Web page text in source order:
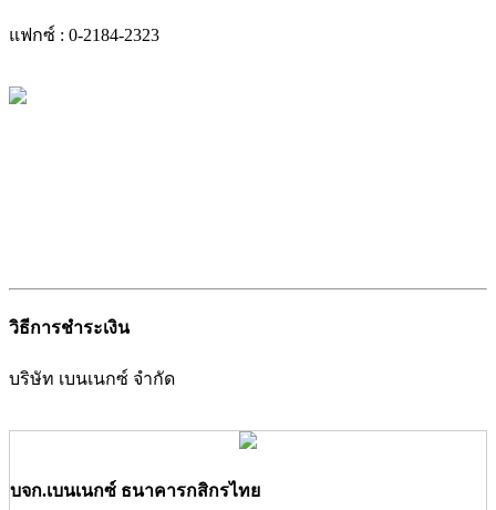
แฟกซ์ : 0-2184-2323
วิธีการชำระเงิน
บริษัท เบนเนกซ์ จำกัด
บจก.เบนเนกซ์ ธนาคารกสิกรไทย